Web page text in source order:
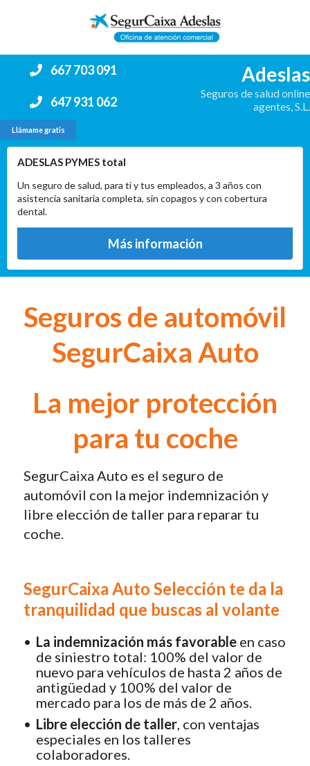
667 703 091
647 931 062
Llámame gratis
Adeslas
Seguros de salud online
agentes, S.L.
ADESLAS PYMES total
Un seguro de salud, para ti y tus empleados, a 3 años con
asistencia sanitaria completa, sin copagos y con cobertura
dental.
Más información
Seguros de automóvil
SegurCaixa Auto
La mejor protección
para tu coche
SegurCaixa Auto es el seguro de
automóvil con la mejor indemnización y
libre elección de taller para reparar tu
coche.
SegurCaixa Auto Selección te da la
tranquilidad que buscas al volante
La indemnización más favorableen caso
de siniestro total: 100% del valor de
nuevo para vehículos de hasta 2 años de
antigüedad y 100% del valor de
mercado para los de más de 2 años.
Libre elección de taller, con ventajas
especiales en los talleres
colaboradores.